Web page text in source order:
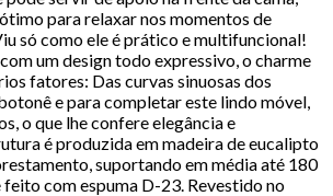
para relaxar nos momentos de
só como ele é prático e multifuncional!
um design todo expressivo, o charme
fatores: Das curvas sinuosas dos
e para completar este lindo móvel,
o que lhe confere elegância e
é produzida em madeira de eucalipto
suportando em média até 180
com espuma D-23. Revestido no